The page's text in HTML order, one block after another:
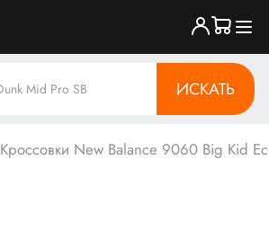
ИСКАТЬ
Кроссовки New Balance 9060 Big Kid